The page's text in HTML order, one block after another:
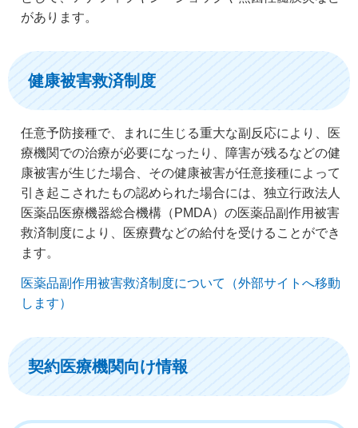
があります。
健康被害救済制度
任意予防接種で、まれに生じる重大な副反応により、医
療機関での治療が必要になったり、障害が残るなどの健
康被害が生じた場合、その健康被害が任意接種によって
引き起こされたもの認められた場合には、独立行政法人
医薬品医療機器総合機構（PMDA）の医薬品副作用被害
救済制度により、医療費などの給付を受けることができ
ます。
医薬品副作用被害救済制度について（外部サイトへ移動
します）
契約医療機関向け情報